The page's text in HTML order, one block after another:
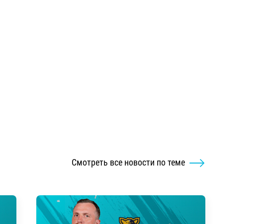
Смотреть все новости по теме